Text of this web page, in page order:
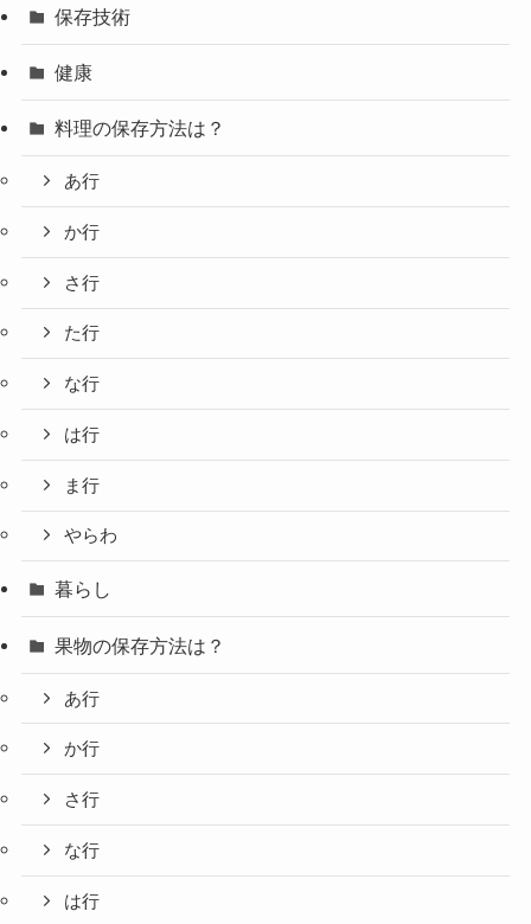
保存技術
健康
料理の保存方法は？
あ行
か行
さ行
た行
な行
は行
ま行
やらわ
暮らし
果物の保存方法は？
あ行
か行
さ行
な行
は行